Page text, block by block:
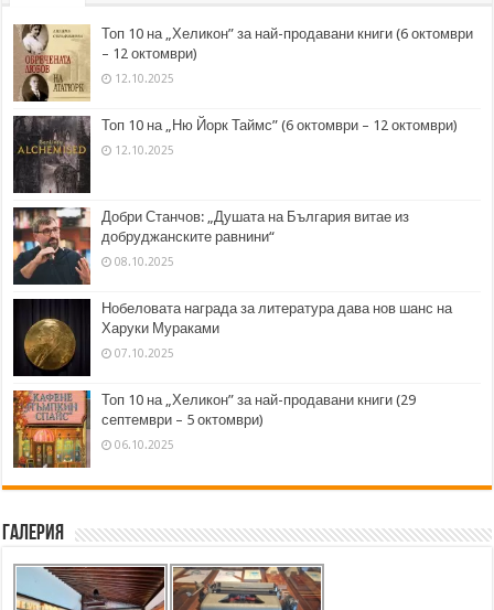
Топ 10 на „Хеликон” за най-продавани книги (6 октомври
– 12 октомври)
12.10.2025
Топ 10 на „Ню Йорк Таймс” (6 октомври – 12 октомври)
12.10.2025
Добри Станчов: „Душата на България витае из
добруджанските равнини“
08.10.2025
Нобеловата награда за литература дава нов шанс на
Харуки Мураками
07.10.2025
Топ 10 на „Хеликон” за най-продавани книги (29
септември – 5 октомври)
06.10.2025
Галерия